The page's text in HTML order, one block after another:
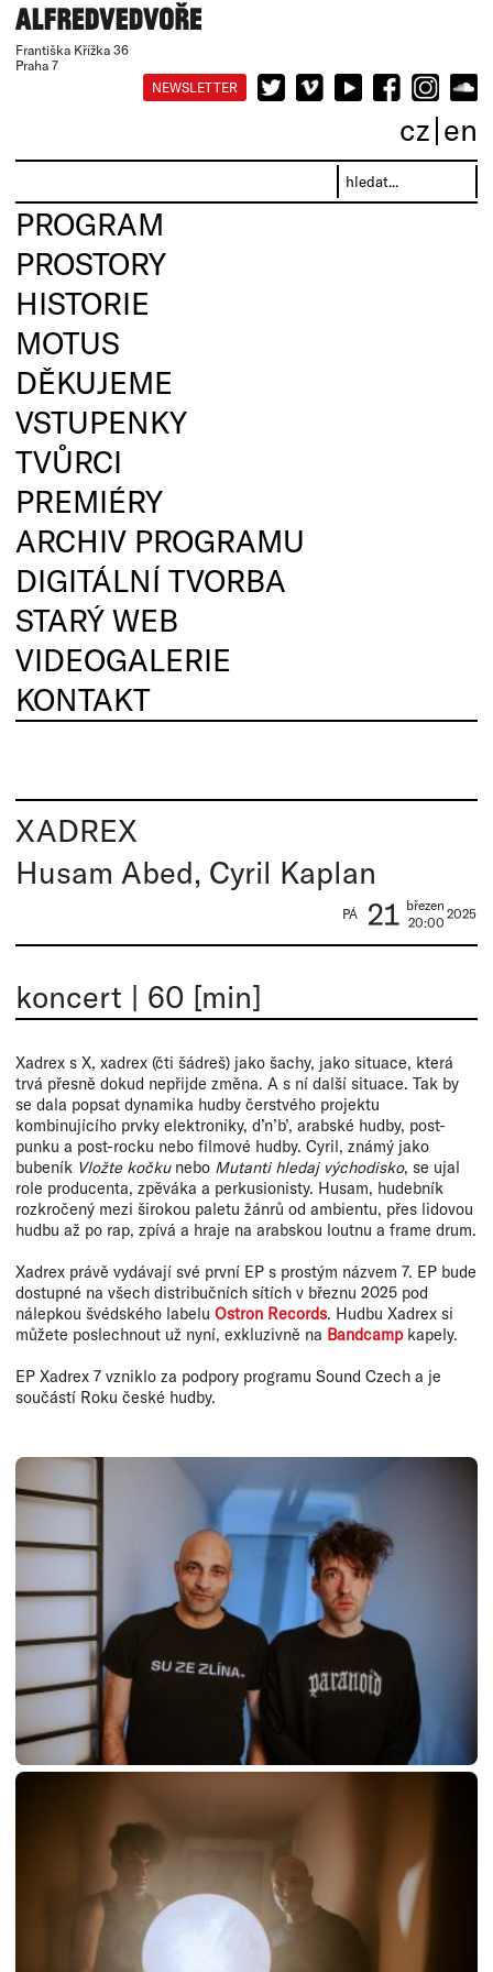
Františka Křížka 36
Praha 7
NEWSLETTER
cz en
PROGRAM
PROSTORY
HISTORIE
MOTUS
DĚKUJEME
VSTUPENKY
TVŮRCI
PREMIÉRY
ARCHIV PROGRAMU
DIGITÁLNÍ TVORBA
STARÝ WEB
VIDEOGALERIE
KONTAKT
XADREX
Husam Abed, Cyril Kaplan
PÁ 21 březen
20:00
2025
koncert | 60 [min]
Xadrex s X, xadrex (čti šádreš) jako šachy, jako situace, která
trvá přesně dokud nepřijde změna. A s ní další situace. Tak by
se dala popsat dynamika hudby čerstvého projektu
kombinujícího prvky elektroniky, d’n’b’, arabské hudby, post-
punku a post-rocku nebo filmové hudby. Cyril, známý jako
bubeník Vložte kočkunebo Mutanti hledaj východisko, se ujal
role producenta, zpěváka a perkusionisty. Husam, hudebník
rozkročený mezi širokou paletu žánrů od ambientu, přes lidovou
hudbu až po rap, zpívá a hraje na arabskou loutnu a frame drum.
Xadrex právě vydávají své první EP s prostým názvem 7. EP bude
dostupné na všech distribučních sítích v březnu 2025 pod
nálepkou švédského labelu Ostron Records. Hudbu Xadrex si
můžete poslechnout už nyní, exkluzivně na Bandcampkapely.
EP Xadrex 7 vzniklo za podpory programu Sound Czech a je
součástí Roku české hudby.